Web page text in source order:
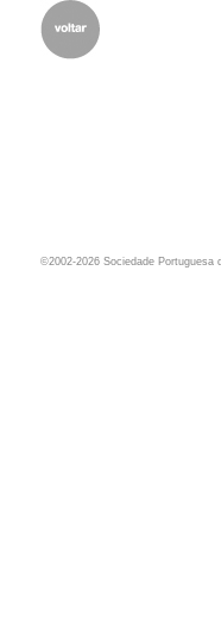
©2002-2026 Sociedade